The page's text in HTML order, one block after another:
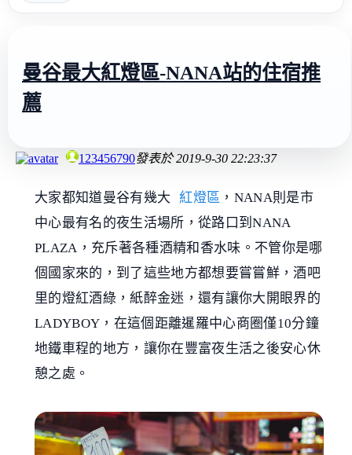
曼谷最大紅燈區-NANA站的住宿推
薦
123456790發表於2019-9-30 22:23:37
大家都知道曼谷有幾大 紅燈區 ，NANA則是市
中心最有名的夜生活場所，從路口到NANA
PLAZA，充斥著各種酒精和香水味。不管你是哪
個國家來的，到了這些地方都想要嘗嘗鮮，酒吧
里的燈紅酒綠，紙醉金迷，還有讓你大開眼界的
LADYBOY，在這個距離暹羅中心商圈僅10分鐘
地鐵車程的地方，讓你在豐富夜生活之後安心休
憩之處。